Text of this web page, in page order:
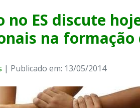
no ES discute
na formação
| Publicado em: 13/05/2014